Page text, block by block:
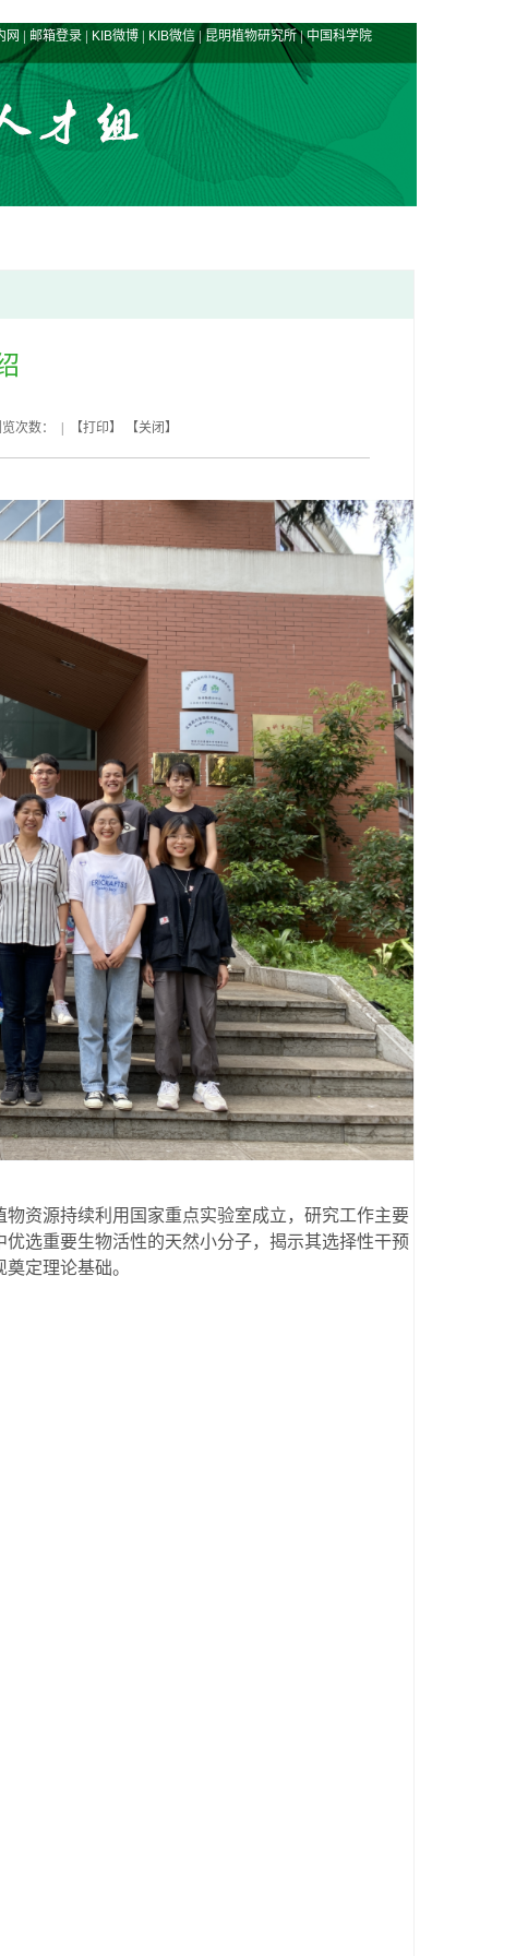
网 | 邮箱登录 | KIB微博 | KIB微信|昆明植物研究所|中国科学院
次数： | 【打印】 【关闭 】
资源持续利用国家重点实验室成立，研究工作主要
选重要生物活性的天然小分子，揭示其选择性干预
定理论基础。